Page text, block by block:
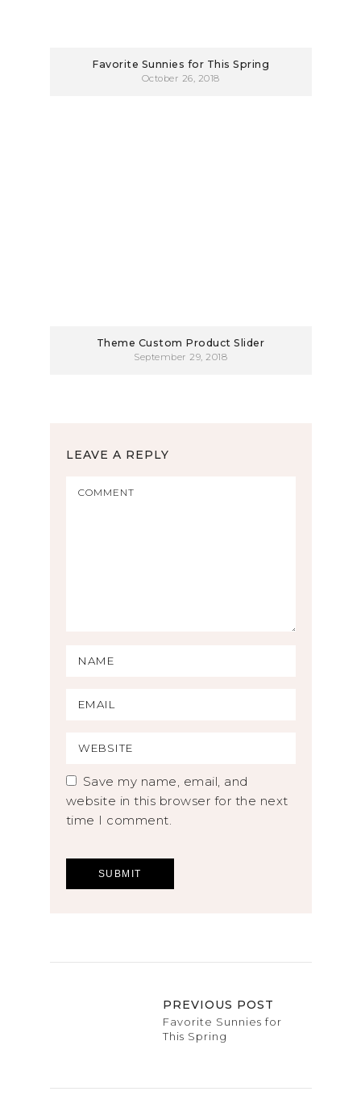
Favorite Sunnies for This Spring
October 26, 2018
Theme Custom Product Slider
September 29, 2018
LEAVE A REPLY
Save my name, email, and
website in this browser for the next
time I comment.
PREVIOUS POST
Favorite Sunnies for
This Spring